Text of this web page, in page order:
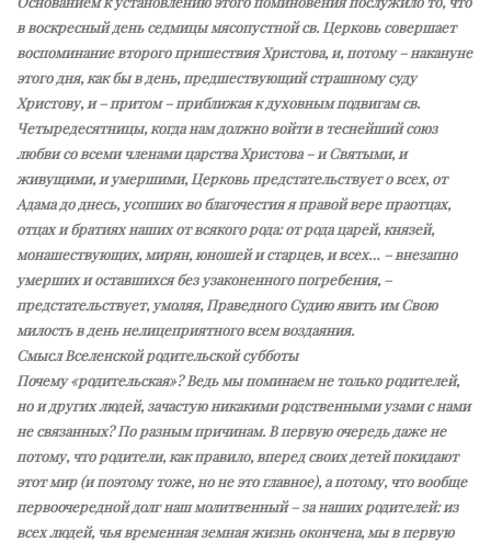
в воскресный день седмицы мясопустной св. Церковь совершает
воспоминание второго пришествия Христова, и, потому – накануне
этого дня, как бы в день, предшествующий страшному суду
Христову, и – притом – приближая к духовным подвигам св.
Четыредесятницы, когда нам должно войти в теснейший союз
любви со всеми членами царства Христова – и Святыми, и
живущими, и умершими, Церковь предстательствует о всех, от
Адама до днесь, усопших во благочестия я правой вере праотцах,
отцах и братиях наших от всякого рода: от рода царей, князей,
монашествующих, мирян, юношей и старцев, и всех… – внезапно
умерших и оставшихся без узаконенного погребения, –
предстательствует, умоляя, Праведного Судию явить им Свою
милость в день нелицеприятного всем воздаяния.
Смысл Вселенской родительской субботы
Почему «родительская»? Ведь мы поминаем не только родителей,
но и других людей, зачастую никакими родственными узами с нами
не связанных? По разным причинам. В первую очередь даже не
потому, что родители, как правило, вперед своих детей покидают
этот мир (и поэтому тоже, но не это главное), а потому, что вообще
первоочередной долг наш молитвенный – за наших родителей: из
всех людей, чья временная земная жизнь окончена, мы в первую